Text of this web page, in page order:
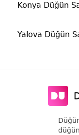
Konya Düğün
Yalova Düğün